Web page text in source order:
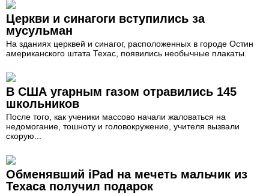
Церкви и синагоги вступились за
мусульман
На зданиях церквей и синагог, расположенных в городе Остин
американского штата Техас, появились необычные плакаты.
В США угарным газом отравились 145
школьников
После того, как ученики массово начали жаловаться на
недомогание, тошноту и головокружение, учителя вызвали
скорую...
Обменявший iPad на мечеть мальчик из
Техаса получил подарок